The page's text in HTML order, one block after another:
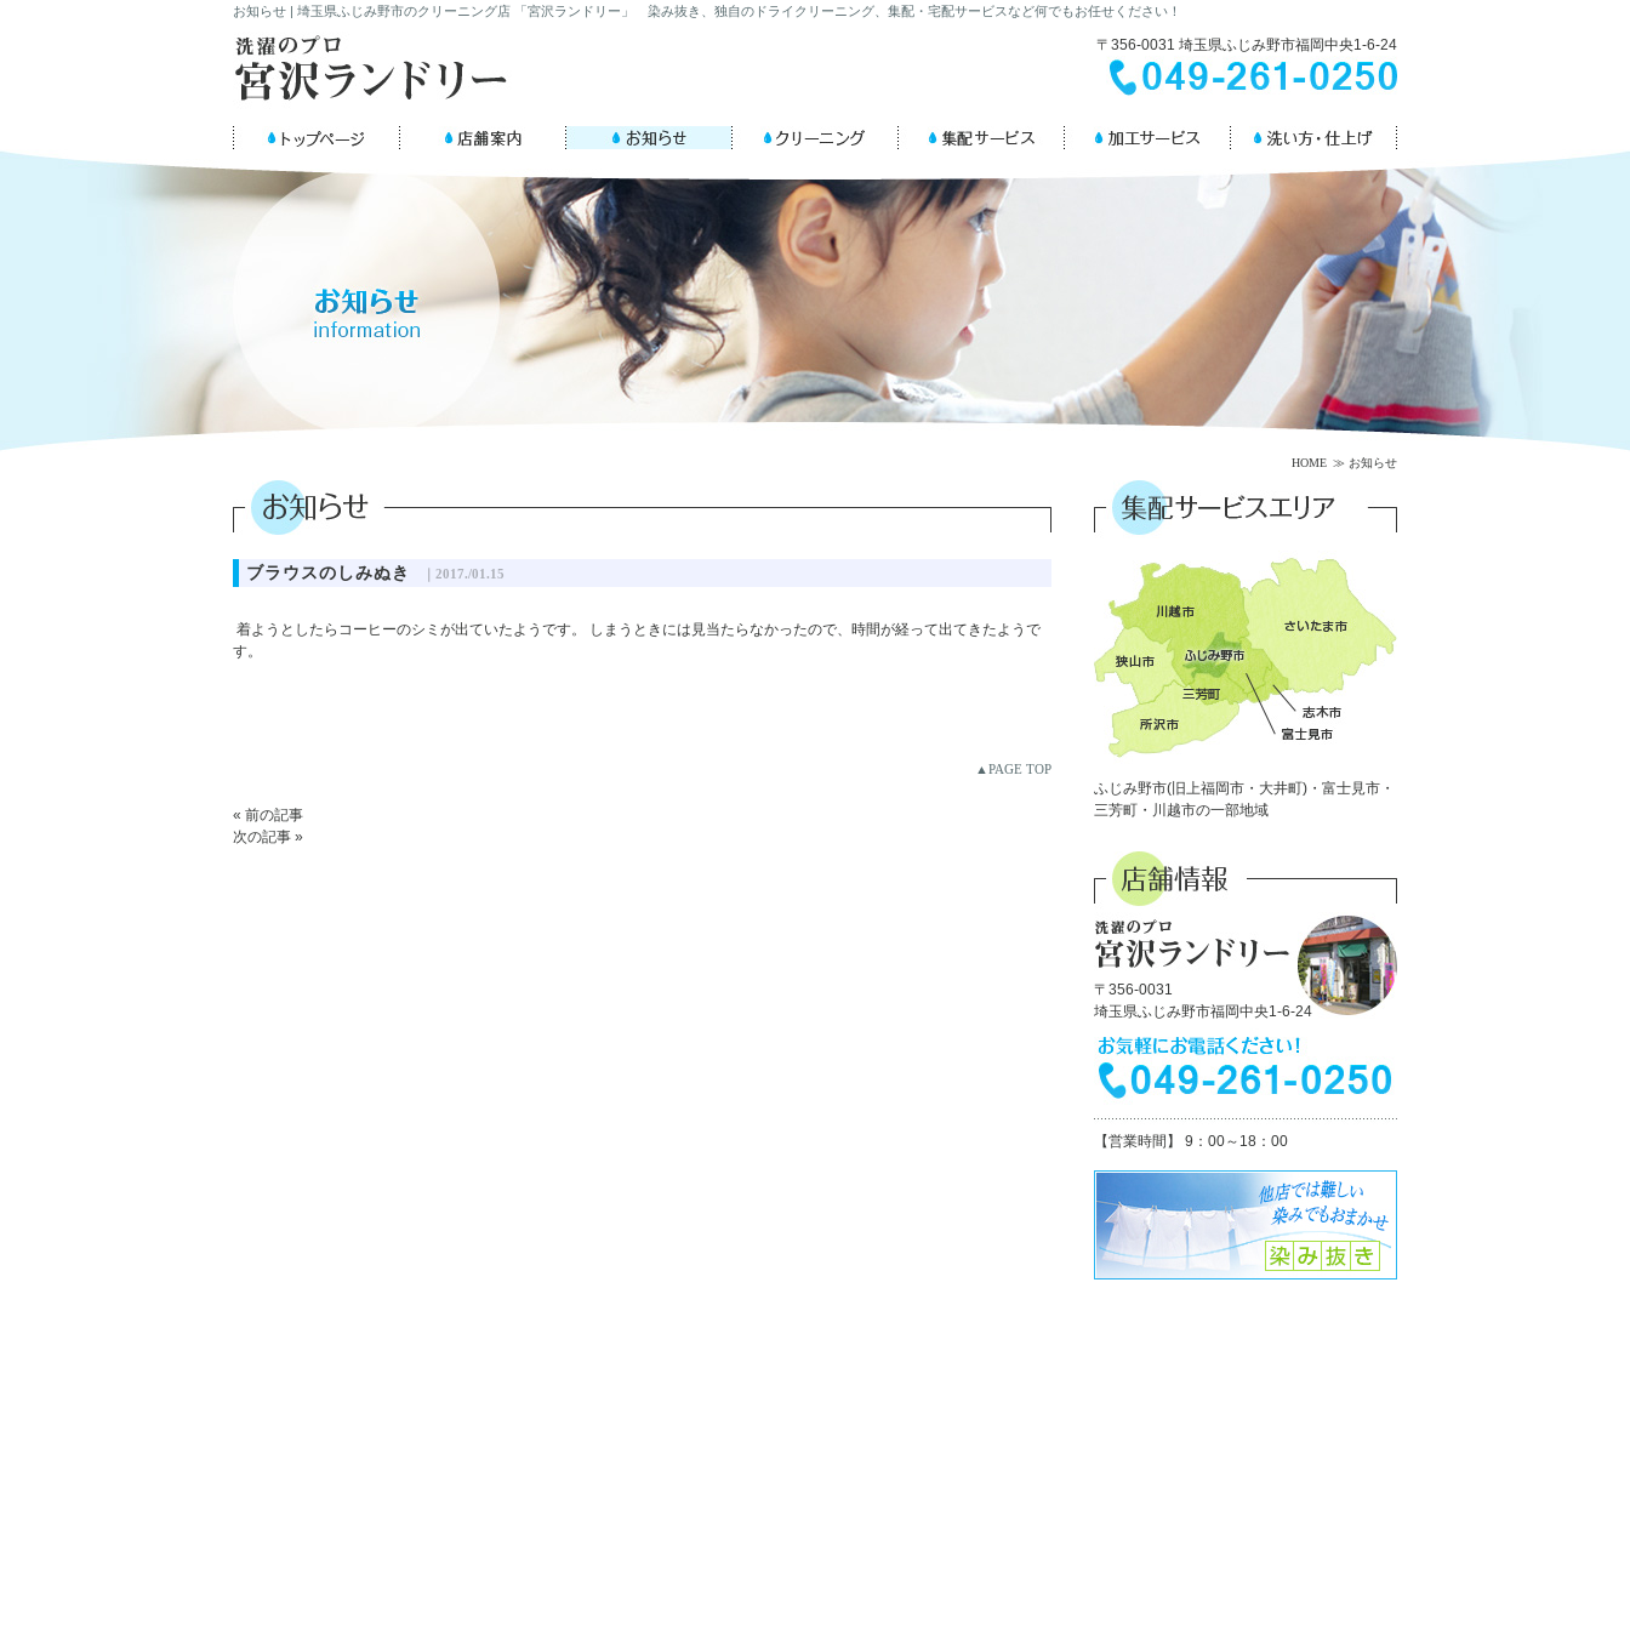
お知らせ | 埼玉県ふじみ野市のクリーニング店 「宮沢ランドリー」 染み抜き、独自のドライクリーニング、集配・宅配サービスなど何でもお任せください！
〒356-0031 埼玉県ふじみ野市福岡中央1-6-24
HOME ≫ お知らせ
ふじみ野市(旧上福岡市・大井町)・富士見市・
三芳町・川越市の一部地域
〒356-0031
埼玉県ふじみ野市福岡中央1-6-24
【営業時間】 9：00～18：00
ブラウスのしみぬき ｜2017./01.15
着ようとしたらコーヒーのシミが出ていたようです。 しまうときには見当たらなかったので、時間が経って出てきたようで
す。
▲PAGE TOP
« 前の記事
次の記事 »